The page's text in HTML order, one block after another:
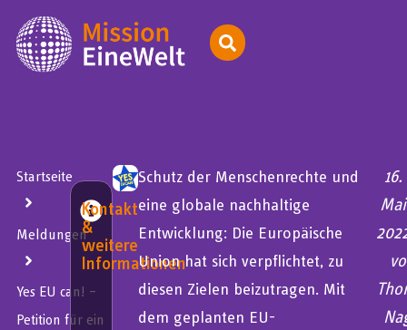
Startseite
Meldungen
Yes EU can! –
Petition für ein
Kontakt
&
weitere
Informationen
Schutz der Menschenrechte und
eine globale nachhaltige
Entwicklung: Die Europäische
Union hat sich verpflichtet, zu
diesen Zielen beizutragen. Mit
dem geplanten EU-
16.
Mai